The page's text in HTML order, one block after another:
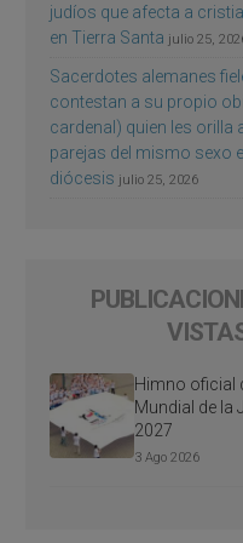
judíos que afecta a
en Tierra Santa julio 25,
Sacerdotes alemanes
contestan a su propio
cardenal) quien les orilla
parejas del mismo sexo
diócesis julio 25, 2026
Himno oficial
Mundial de la
2027
3 Ago 2026